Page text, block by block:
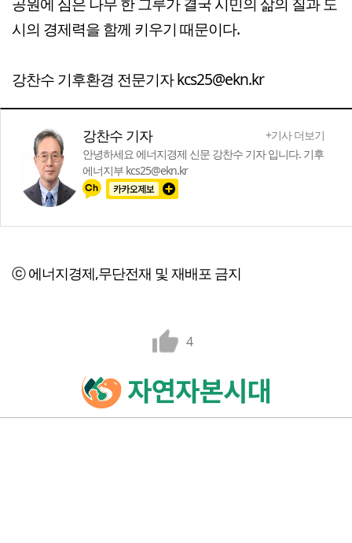
시의 경제력을 함께 키우기 때문이다.
강찬수 기후환경 전문기자 kcs25@ekn.kr
강찬수 기자
+기사 더보기
안녕하세요 에너지경제 신문 강찬수 기자 입니다. 기후
에너지부 kcs25@ekn.kr
ⓒ 에너지경제,무단전재 및 재배포 금지
4